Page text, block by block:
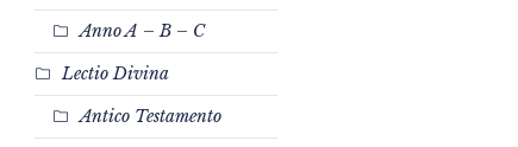
Anno A – B – C
Lectio Divina
Antico Testamento